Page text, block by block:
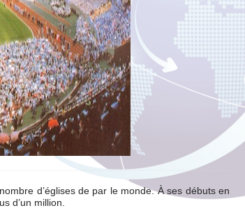
d’églises de par le monde. À ses débuts en
d’un million.